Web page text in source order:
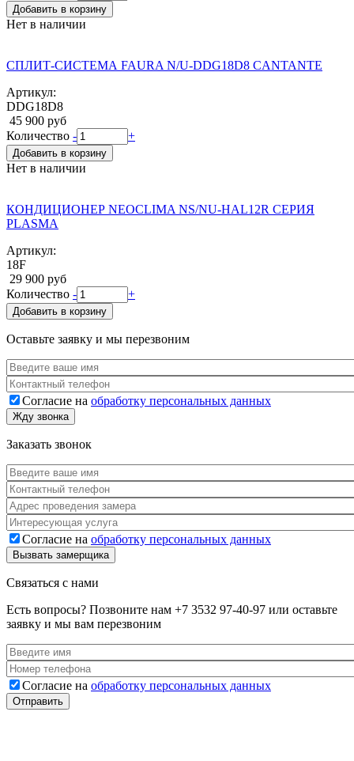
Добавить в корзину
Нет в наличии
СПЛИТ-СИСТЕМА FAURA N/U-DDG18D8 CANTANTE
Артикул:
DDG18D8
45 900 руб
Количество - +
Добавить в корзину
Нет в наличии
КОНДИЦИОНЕР NEOCLIMA NS/NU-HAL12R СЕРИЯ
PLASMA
Артикул:
18F
29 900 руб
Количество - +
Добавить в корзину
Оставьте заявку и мы перезвоним
Ваше имя*
Телефон*
Согласие на обработку персональных данных
Согласие*
Жду звонка
Заказать звонок
Ваше имя*
Телефон*
Адрес*
Услуга
Согласие на обработку персональных данных
Согласие*
Вызвать замерщика
Связаться с нами
Есть вопросы? Позвоните нам +7 3532 97-40-97 или оставьте
заявку и мы вам перезвоним
Ваше имя*
Номер телефона*
Согласие на обработку персональных данных
Согласие*
Отправить